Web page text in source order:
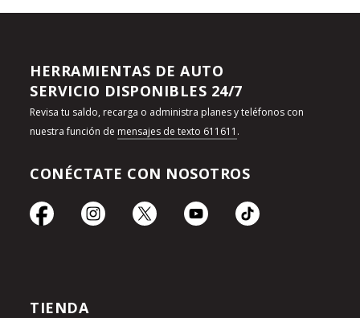
HERRAMIENTAS DE AUTO
SERVICIO DISPONIBLES 24/7
Revisa tu saldo, recarga o administra planes y teléfonos con
nuestra función de mensajes de texto 611611 .
CONÉCTATE CON NOSOTROS
TIENDA